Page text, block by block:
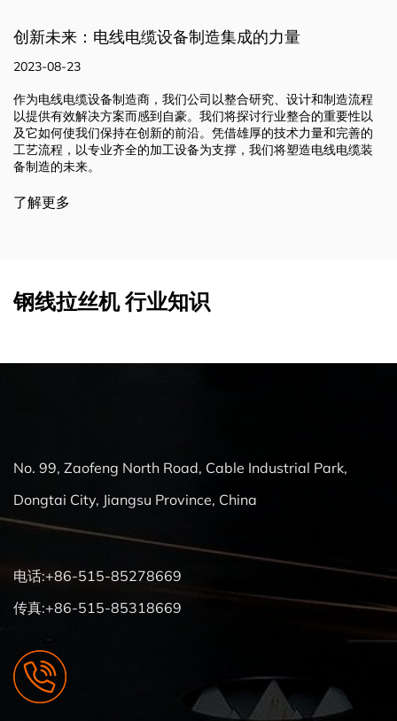
造流程
要性以
完善的
电缆装
制造品质：先进技术和加工设备
2023-08-23
我们集研究、设计和制造工艺于一体，在强大的技术力量
备的支持下，使我们能够推动创新并提供有效的电线电缆
方案。我们致力于突破可能的界限，塑造行业的未来，并
不断变化的需求。请继续关注，我们将继续深耕电线电缆
行业。
钢线拉丝机 行业知识
No. 99, Zaofeng North Road, Cable Industrial Park,
Dongtai City, Jiangsu Province, China
电话:+86-515-85278669
传真:+86-515-85318669